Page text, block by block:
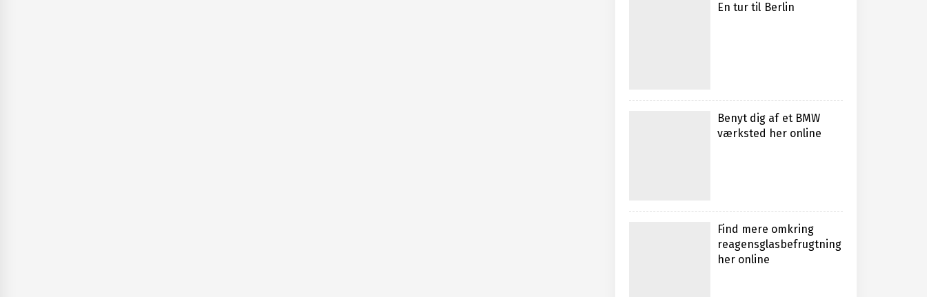
En tur til Berlin
Benyt dig af et BMW
værksted her online
Find mere omkring
reagensglasbefrugtning
her online